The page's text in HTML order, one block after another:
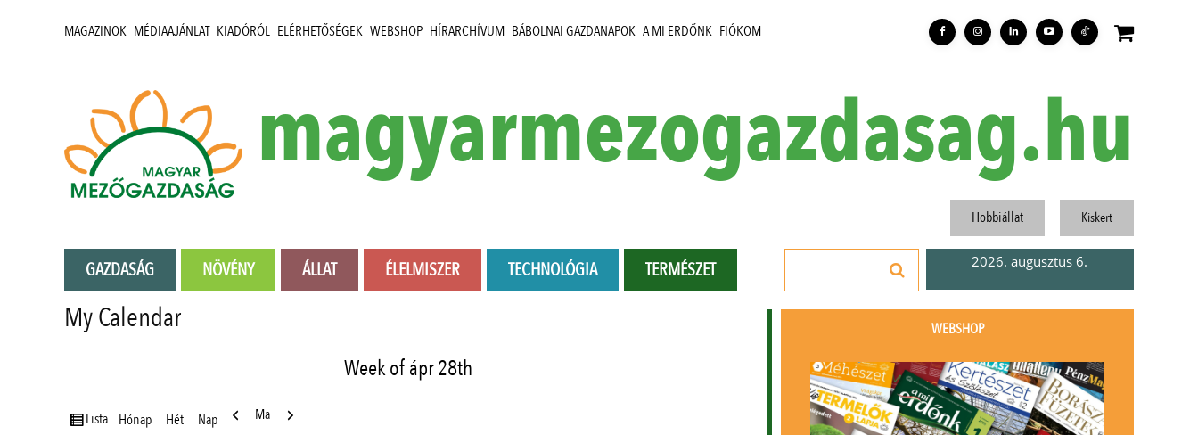
MAGAZINOK MÉDIAAJÁNLAT KIADÓRÓL ELÉRHETŐSÉGEK WEBSHOP HÍRARCHÍVUM BÁBOLNAI GAZDANAPOK A MI ERDŐNK FIÓKOM
magyarmezogazdasag.hu
GAZDASÁG NÖVÉNY ÁLLAT ÉLELMISZER TECHNOLÓGIA TERMÉSZET
Hobbiállat Kiskert
2026. augusztus 6.
My Calendar
Week of ápr 28th
ListanézetHónap Hét Nap Előző
Ma Következő
WEBSHOP